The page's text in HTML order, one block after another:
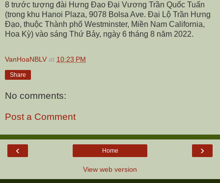
8 trước tượng đài Hưng Đạo Đại Vương Trần Quốc Tuấn
(trong khu Hanoi Plaza, 9078 Bolsa Ave. Đại Lộ Trần Hưng
Đạo, thuộc Thành phố Westminster, Miền Nam California,
Hoa Kỳ) vào sáng Thứ Bảy, ngày 6 tháng 8 năm 2022.
VanHoaNBLV at 10:23 PM
Share
No comments:
Post a Comment
‹ ›
Home
View web version